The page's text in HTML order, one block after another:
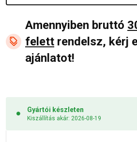
Amennyiben bruttó
felett rendelsz, kérj
ajánlatot!
Gyártói készleten
Kiszállítás akár: 2026-08-19